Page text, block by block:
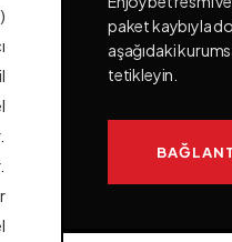
paket kaybıyla
aşağıdaki
tetikleyin.